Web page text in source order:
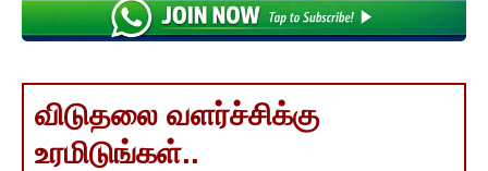
விடுதலை வளர்ச்சிக்கு
உரமிடுங்கள்..